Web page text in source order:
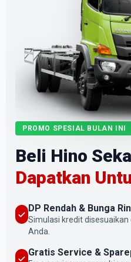
PROMO SPESIAL BULAN INI
Beli Hino
Dapatkan
DP Rendah & Bunga
Simulasi kredit
Anda.
Gratis Service &